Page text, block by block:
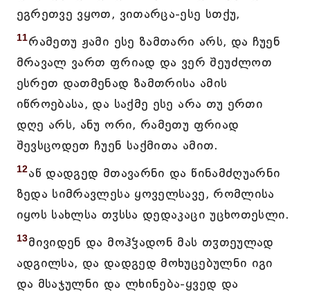
ეგრეთვე ვყოთ, ვითარცა-ესე სთქუ,
11რამეთუ ჟამი ესე ზამთარი არს, და ჩუენ
მრავალ ვართ ფრიად და ვერ შეუძლოთ
ესრეთ დათმენად ზამთრისა ამის
იწროებასა, და საქმე ესე არა თუ ერთი
დღე არს, ანუ ორი, რამეთუ ფრიად
შევსცოდეთ ჩუენ საქმითა ამით.
12აწ დადგედ მთავარნი და წინამძღუარნი
ზედა სიმრავლესა ყოველსავე, რომლისა
იყოს სახლსა თჳსსა დედაკაცი უცხოთესლი.
13მივიდენ და მოჰჴადონ მას თჳთეულად
ადგილსა, და დადგედ მოხუცებულნი იგი
და მსაჯულნი და ლხინება-ყვედ და